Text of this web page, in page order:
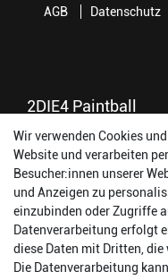
2DIE4 Paintball
56457 Westerburg
Reinhold-Ferger-Straße
order@2die4-sports.com
0 26 63/ 9 68 69 37
Öffnungszeiten
AGB Datenschutz
Wir verwenden Cookies
Website und verarbeiten
Besucher:innen unserer
und Anzeigen zu
einzubinden oder Zugriffe
Datenverarbeitung erfolgt
diese Daten mit Dritten, die
Die Datenverarbeitung